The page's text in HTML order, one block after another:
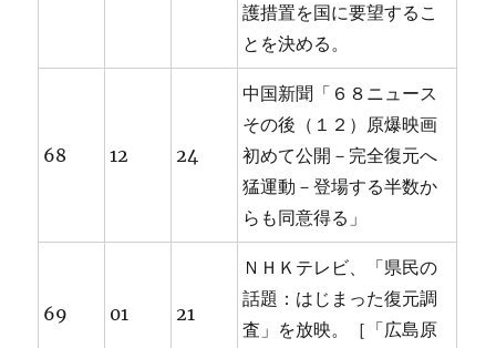
護措置を国に要望するこ
とを決める。
68 12 24
中国新聞「６８ニュース
その後（１２）原爆映画
初めて公開－完全復元へ
猛運動－登場する半数か
らも同意得る」
69 01 21
ＮＨＫテレビ、「県民の
話題：はじまった復元調
査」を放映。［「広島原